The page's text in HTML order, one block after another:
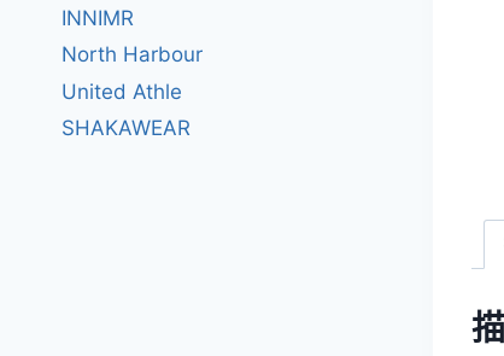
INNIMR
North Harbour
United Athle
SHAKAWEAR